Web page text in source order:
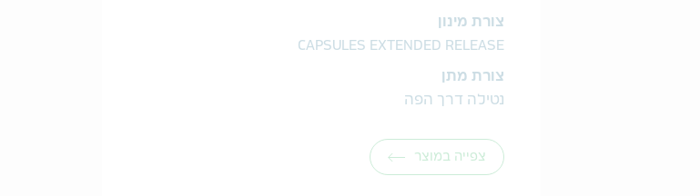
צורת מינון
CAPSULES EXTENDED RELEASE
צורת מתן
נטילה דרך הפה
צפייה במוצר